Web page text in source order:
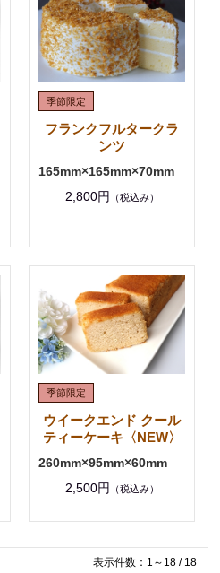
フランクフルタークラ
ンツ
165mm×165mm×70mm
2,800円
（税込み）
ウイークエンド クール
ティーケーキ〈NEW〉
260mm×95mm×60mm
2,500円 （税込み）
表示件数：1～18 / 18